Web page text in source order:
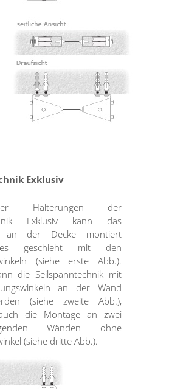
Exklusiv
Halterungen der
Exklusiv kann das
an der Decke montiert
geschieht mit den
(siehe erste Abb.).
die Seilspanntechnik mit
an der Wand
(siehe zweite Abb.),
die Montage an zwei
Wänden ohne
(siehe dritte Abb.).